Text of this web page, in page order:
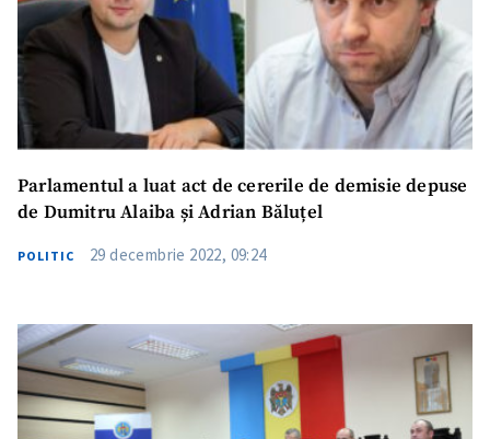
Parlamentul a luat act de cererile de demisie depuse
de Dumitru Alaiba și Adrian Băluțel
POLITIC 29 decembrie 2022, 09:24